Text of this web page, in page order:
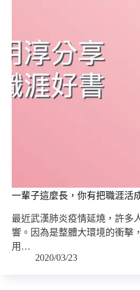
一輩子這麼長，你有把職涯活
最近武漢肺炎疫情延燒，許多
響。因為是整體大環境的衝擊
用…
2020/03/23